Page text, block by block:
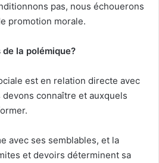
pas, nous échouerons
promotion morale.
la polémique?
est en relation directe avec
connaître et auxquels
avec ses semblables, et la
et devoirs déterminent sa